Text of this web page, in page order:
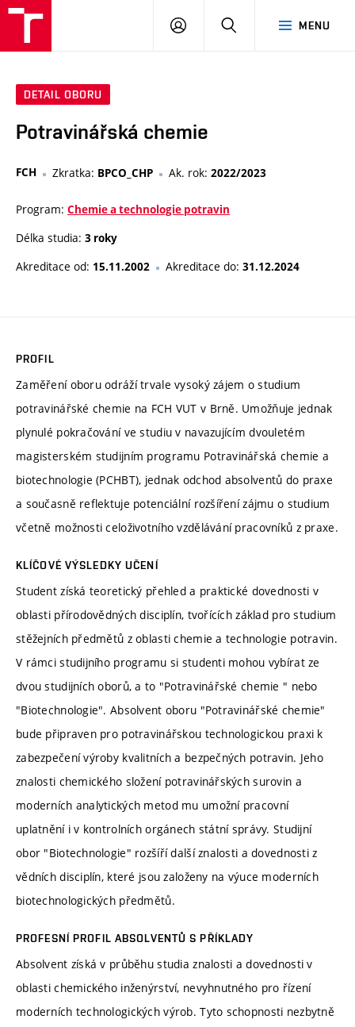
MENU
PŘIHLÁSIT
DETAIL OBORU
Potravinářská chemie
FCH Zkratka: BPCO_CHP Ak. rok: 2022/2023
Program: Chemie a technologie potravin
Délka studia: 3 roky
Akreditace od: 15.11.2002 Akreditace do: 31.12.2024
PROFIL
Zaměření oboru odráží trvale vysoký zájem o studium
potravinářské chemie na FCH VUT v Brně. Umožňuje jednak
plynulé pokračování ve studiu v navazujícím dvouletém
magisterském studijním programu Potravinářská chemie a
biotechnologie (PCHBT), jednak odchod absolventů do praxe
a současně reflektuje potenciální rozšíření zájmu o studium
včetně možnosti celoživotního vzdělávání pracovníků z praxe.
KLÍČOVÉ VÝSLEDKY UČENÍ
Student získá teoretický přehled a praktické dovednosti v
oblasti přírodovědných disciplín, tvořících základ pro studium
stěžejních předmětů z oblasti chemie a technologie potravin.
V rámci studijního programu si studenti mohou vybírat ze
dvou studijních oborů, a to "Potravinářské chemie " nebo
"Biotechnologie". Absolvent oboru "Potravinářské chemie"
bude připraven pro potravinářskou technologickou praxi k
zabezpečení výroby kvalitních a bezpečných potravin. Jeho
znalosti chemického složení potravinářských surovin a
moderních analytických metod mu umožní pracovní
uplatnění i v kontrolních orgánech státní správy. Studijní
obor "Biotechnologie" rozšíří další znalosti a dovednosti z
vědních disciplín, které jsou založeny na výuce moderních
biotechnologických předmětů.
PROFESNÍ PROFIL ABSOLVENTŮ S PŘÍKLADY
Absolvent získá v průběhu studia znalosti a dovednosti v
oblasti chemického inženýrství, nevyhnutného pro řízení
moderních technologických výrob. Tyto schopnosti nezbytně